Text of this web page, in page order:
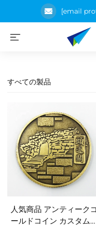
[email
すべての製品
人気商品 アンティーク
ールドコイン カスタムチ